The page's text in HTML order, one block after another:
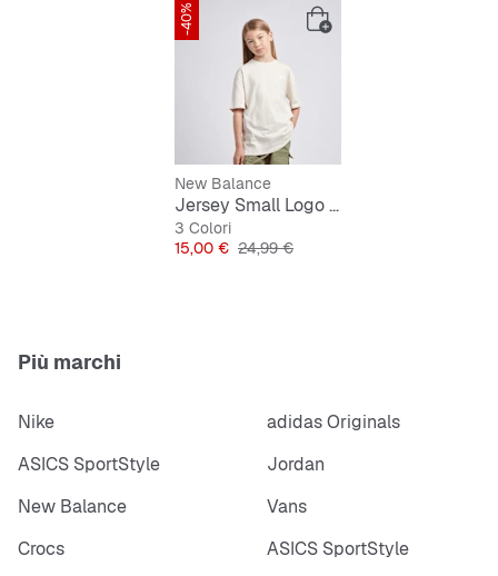
Traspirante ed elastica
Facile da lavare e resistente
Maniche corte per più libertà di movimento
-40%
New Balance
Jersey Small Logo Tee
3 Colori
Prezzo
15,00 € Prezzo originale
24,99 €
Più marchi
Nike
adidas Originals
ASICS SportStyle
Jordan
New Balance
Vans
Crocs
ASICS SportStyle